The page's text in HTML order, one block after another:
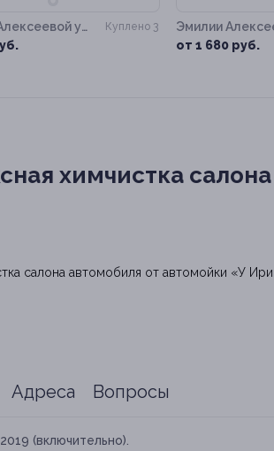
ул,
Куплено 3
Эмилии
от 1 680 руб.
химчистка
Адреса Вопросы
(включительно).